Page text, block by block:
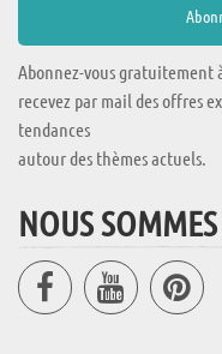
Abonnez-vous
recevez par mail des offres
tendances
autour des thèmes actuels.
NOUS